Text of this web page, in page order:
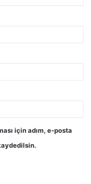
için adım, e-posta